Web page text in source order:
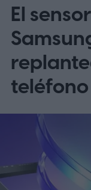
el OnePlus
omite EE.
El
teléfono